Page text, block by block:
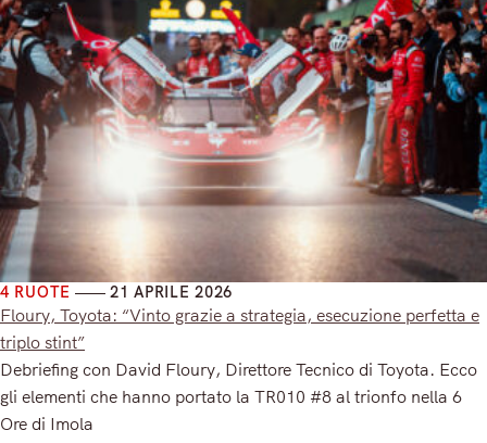
4 RUOTE 21 APRILE 2026
Floury, Toyota: “Vinto grazie a strategia, esecuzione perfetta e
triplo stint”
Debriefing con David Floury, Direttore Tecnico di Toyota. Ecco
gli elementi che hanno portato la TR010 #8 al trionfo nella 6
Ore di Imola